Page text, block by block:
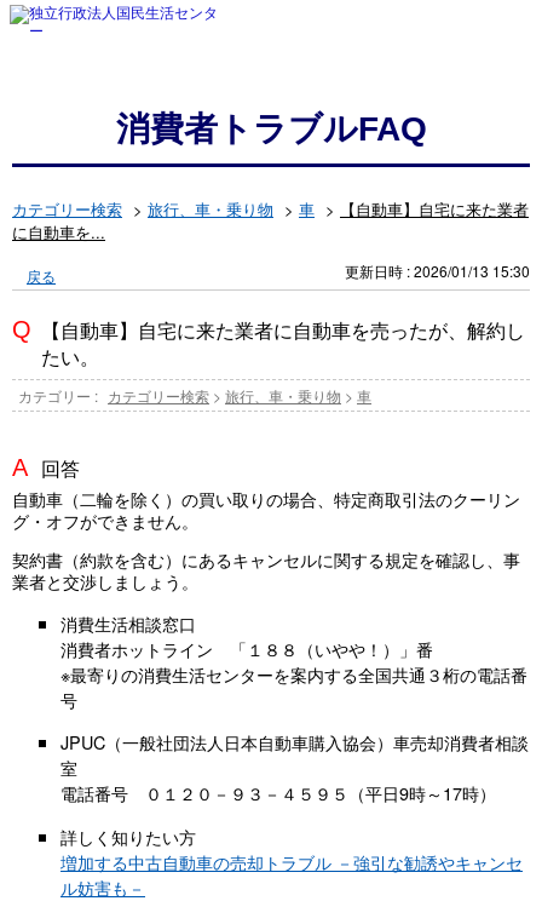
消費者トラブルFAQ
カテゴリー検索 > 旅行、車・乗り物 > 車 >
【自動車】自宅に来た業者
に自動車を...
戻る 更新日時 : 2026/01/13 15:30
【自動車】自宅に来た業者に自動車を売ったが、解約し
たい。
カテゴリー : カテゴリー検索 > 旅行、車・乗り物 > 車
回答
自動車（二輪を除く）の買い取りの場合、特定商取引法のクーリン
グ・オフができません。
契約書（約款を含む）にあるキャンセルに関する規定を確認し、事
業者と交渉しましょう。
消費生活相談窓口
消費者ホットライン 「１８８（いやや！）」番
※最寄りの消費生活センターを案内する全国共通３桁の電話番
号
JPUC（一般社団法人日本自動車購入協会）車売却消費者相談
室
電話番号 ０１２０－９３－４５９５（平日9時～17時）
詳しく知りたい方
増加する中古自動車の売却トラブル －強引な勧誘やキャンセ
ル妨害も－